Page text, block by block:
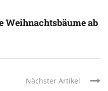
Weihnachtsbäume ab
Nächster Artikel